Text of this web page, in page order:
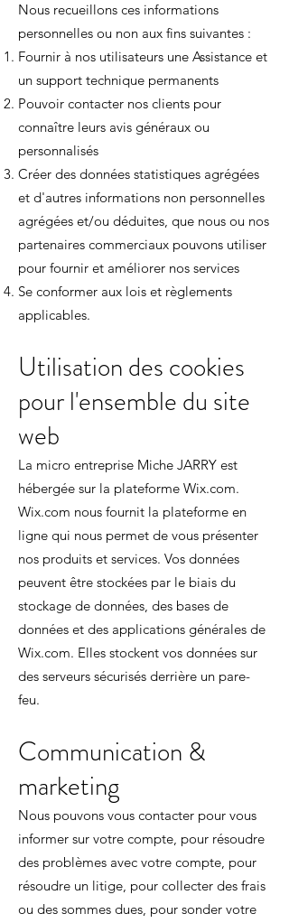
Nous recueillons ces informations
personnelles ou non aux fins suivantes :​
Fournir à nos utilisateurs une Assistance et
un support technique permanents
Pouvoir contacter nos clients pour
connaître leurs avis généraux ou
personnalisés
Créer des données statistiques agrégées
et d'autres informations non personnelles
agrégées et/ou déduites, que nous ou nos
partenaires commerciaux pouvons utiliser
pour fournir et améliorer nos services
Se conformer aux lois et règlements
applicables.
Utilisation des cookies
pour l'ensemble du site
web
La micro entreprise Miche JARRY est
hébergée sur la plateforme Wix.com.
Wix.com nous fournit la plateforme en
ligne qui nous permet de vous présenter
nos produits et services. Vos données
peuvent être stockées par le biais du
stockage de données, des bases de
données et des applications générales de
Wix.com. Elles stockent vos données sur
des serveurs sécurisés derrière un pare-
feu.
Communication &
marketing
Nous pouvons vous contacter pour vous
informer sur votre compte, pour résoudre
des problèmes avec votre compte, pour
résoudre un litige, pour collecter des frais
ou des sommes dues, pour sonder votre